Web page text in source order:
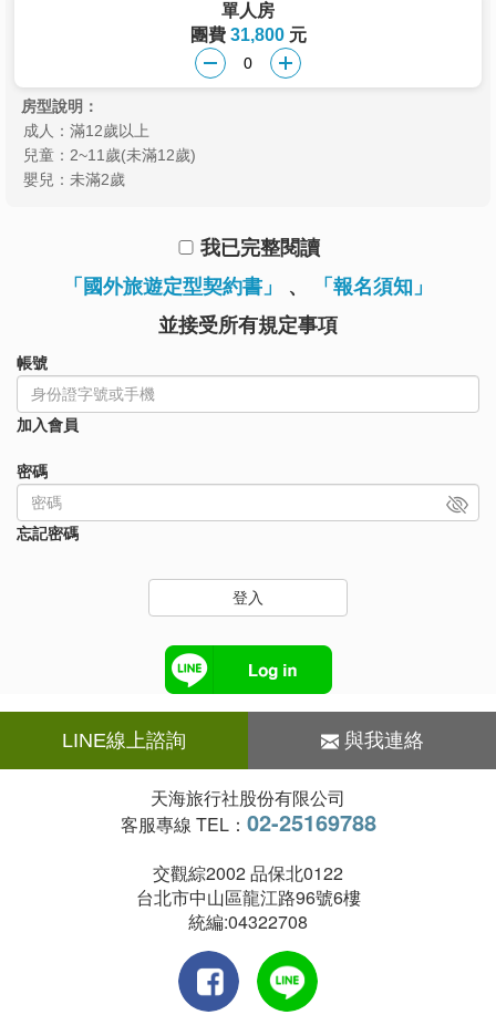
單人房
團費 31,800元
房型說明：
成人：滿12歲以上
兒童：2~11歲(未滿12歲)
嬰兒：未滿2歲
我已完整閱讀
「國外旅遊定型契約書」
、
「報名須知」
並接受所有規定事項
帳號
加入會員
密碼
忘記密碼
登入
LINE線上諮詢 與我連絡
天海旅行社股份有限公司
客服專線 TEL： 02-25169788
交觀綜2002 品保北0122
台北市中山區龍江路96號6樓
統編:04322708